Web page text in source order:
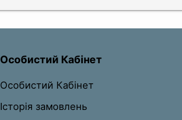
Особистий Кабінет
Особистий Кабінет
Історія замовлень